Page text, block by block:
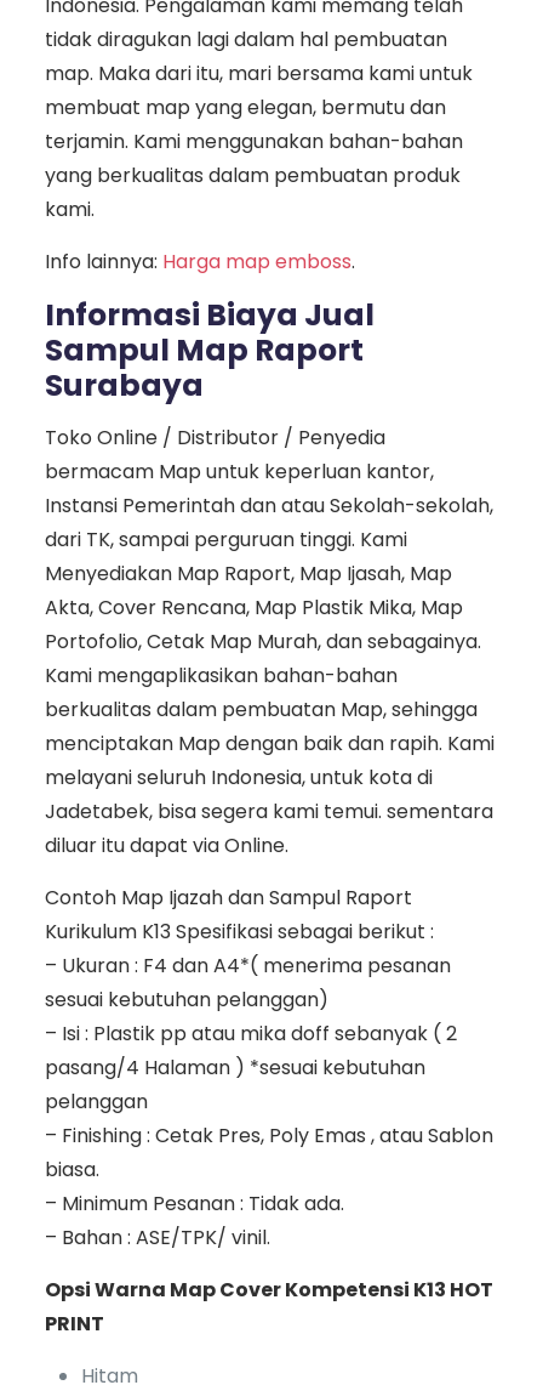
tidak diragukan lagi dalam hal pembuatan
map. Maka dari itu, mari bersama kami untuk
membuat map yang elegan, bermutu dan
terjamin. Kami menggunakan bahan-bahan
yang berkualitas dalam pembuatan produk
kami.
Info lainnya: Harga map emboss.
Informasi Biaya Jual
Sampul Map Raport
Surabaya
Toko Online / Distributor / Penyedia
bermacam Map untuk keperluan kantor,
Instansi Pemerintah dan atau Sekolah-sekolah,
dari TK, sampai perguruan tinggi. Kami
Menyediakan Map Raport, Map Ijasah, Map
Akta, Cover Rencana, Map Plastik Mika, Map
Portofolio, Cetak Map Murah, dan sebagainya.
Kami mengaplikasikan bahan-bahan
berkualitas dalam pembuatan Map, sehingga
menciptakan Map dengan baik dan rapih. Kami
melayani seluruh Indonesia, untuk kota di
Jadetabek, bisa segera kami temui. sementara
diluar itu dapat via Online.
Contoh Map Ijazah dan Sampul Raport
Kurikulum K13 Spesifikasi sebagai berikut :
– Ukuran : F4 dan A4*( menerima pesanan
sesuai kebutuhan pelanggan)
– Isi : Plastik pp atau mika doff sebanyak ( 2
pasang/4 Halaman ) *sesuai kebutuhan
pelanggan
– Finishing : Cetak Pres, Poly Emas , atau Sablon
biasa.
– Minimum Pesanan : Tidak ada.
– Bahan : ASE/TPK/ vinil.
Opsi Warna Map Cover Kompetensi K13 HOT
PRINT
Hitam